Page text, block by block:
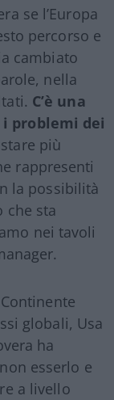
se l’Europa
percorso e
cambiato
nella
C’è una
problemi dei
più
rappresenti
la possibilità
che sta
nei tavoli
globali, Usa
ha
esserlo e
a livello